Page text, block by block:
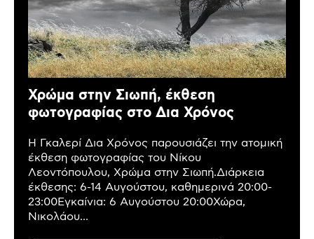
Χρώμα στην Σιωπή, έκθεση
φωτογραφίας στο Δια Χρόνος
Η Γκαλερί Δια Χρόνος παρουσιάζει την ατομική
έκθεση φωτογραφίας του Νίκου
Λεοντόπουλου, Χρώμα στην Σιωπή.Διάρκεια
έκθεσης: 6-14 Αυγούστου, καθημερινά 20:00-
23:00Εγκαίνια: 6 Αυγούστου 20:00Χώρα,
Νικολάου...